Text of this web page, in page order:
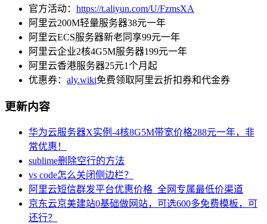
官方活动： https://t.aliyun.com/U/FzmsXA
阿里云200M轻量服务器38元一年
阿里云ECS服务器新老同享99元一年
阿里云企业2核4G5M服务器199元一年
阿里云香港服务器25元1个月起
优惠券： aly.wiki免费领取阿里云折扣券和代金券
更新内容
华为云服务器X实例-4核8G5M带宽价格288元一年，非
常优惠！
sublime删除空行的方法
vs code怎么关闭侧边栏？
阿里云短信群发平台优惠价格_全网专属最低价渠道
京东云京美建站0基础做网站，可选600多免费模板，可
还行？